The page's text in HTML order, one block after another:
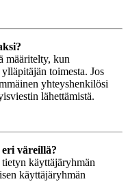
määritelty, kun
toimesta. Jos
yhteyshenkilösi
lähettämistä.
väreillä?
käyttäjäryhmän
käyttäjäryhmän